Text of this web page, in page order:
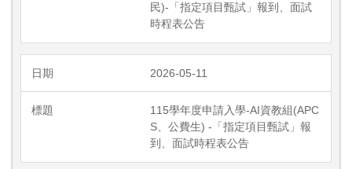
民)-「指定項目甄試」報到、面試
時程表公告
2026-05-11
115學年度申請入學-AI資教組(APC
S、公費生) -「指定項目甄試」報
到、面試時程表公告